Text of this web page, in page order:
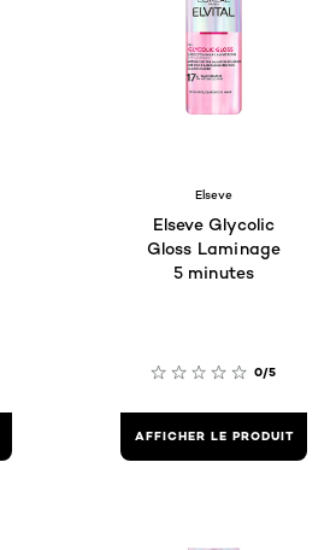
Elseve
Elseve Glycolic
Gloss Laminage
5 minutes
0/5
AFFICHER LE PRODUIT